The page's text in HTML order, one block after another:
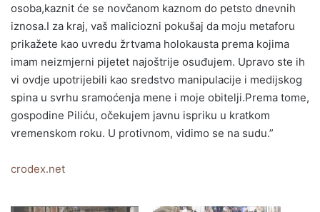
osoba,kaznit će se novčanom kaznom do petsto dnevnih
iznosa.I za kraj, vaš maliciozni pokušaj da moju metaforu
prikažete kao uvredu žrtvama holokausta prema kojima
imam neizmjerni pijetet najoštrije osuđujem. Upravo ste ih
vi ovdje upotrijebili kao sredstvo manipulacije i medijskog
spina u svrhu sramoćenja mene i moje obitelji.Prema tome,
gospodine Piliću, očekujem javnu ispriku u kratkom
vremenskom roku. U protivnom, vidimo se na sudu.”
crodex.net